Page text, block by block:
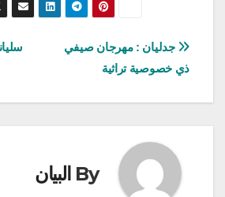
تصفّح
المقالات
جدليان : مهرجان صيفي
ذي خصوصية تراثية
By البيان